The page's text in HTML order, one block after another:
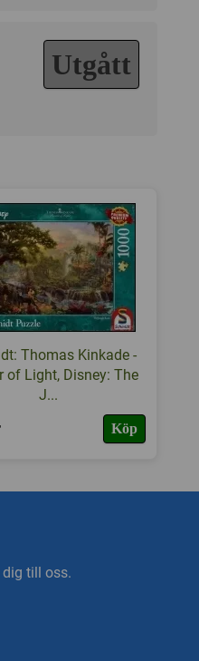
Utgått
Thomas Kinkade -
of Light, Disney: The
J...
Köp
till oss.